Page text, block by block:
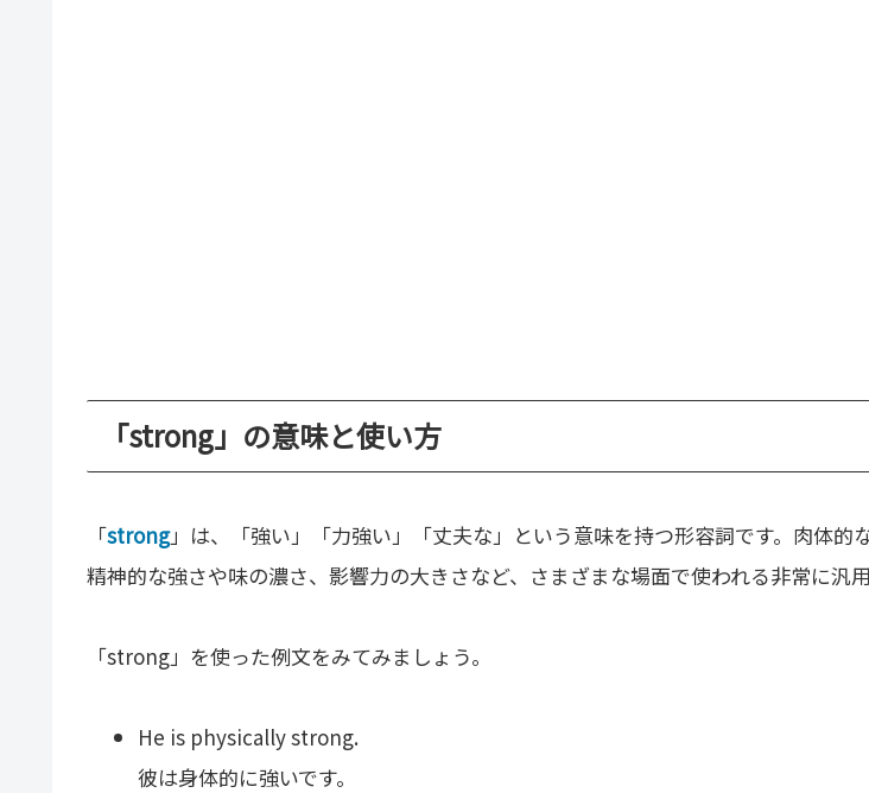
「strong」の意味と使い方
「strong」は、「強い」「力強い」「丈夫な」という意味を持つ形容詞です。肉体的
精神的な強さや味の濃さ、影響力の大きさなど、さまざまな場面で使われる非常に汎用
「strong」を使った例文をみてみましょう。
He is physically strong.
彼は身体的に強いです。